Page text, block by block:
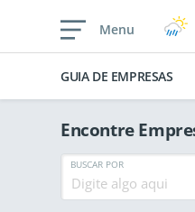
Menu
GUIA DE EMPRESAS
Encontre
BUSCAR POR